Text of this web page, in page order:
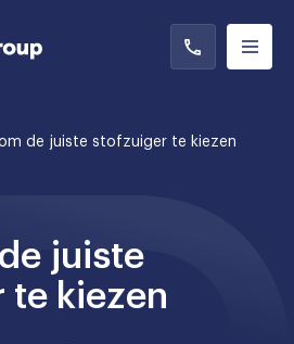
de juiste stofzuiger te kiezen
juiste
te kiezen